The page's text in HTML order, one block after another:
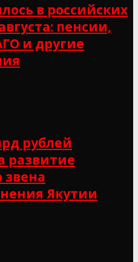
в российских
пенсии,
и другие
рублей
развитие
звена
Якутии